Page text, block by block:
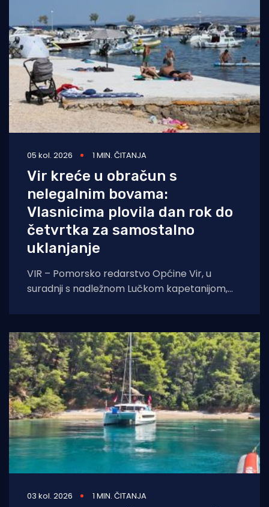
05 kol. 2026 1 MIN. ČITANJA
Vir kreće u obračun s
nelegalnim bovama:
Vlasnicima plovila dan rok do
četvrtka za samostalno
uklanjanje
VIR – Pomorsko redarstvo Općine Vir, u
suradnji s nadležnom Lučkom kapetanijom,
03 kol. 2026 1 MIN. ČITANJA